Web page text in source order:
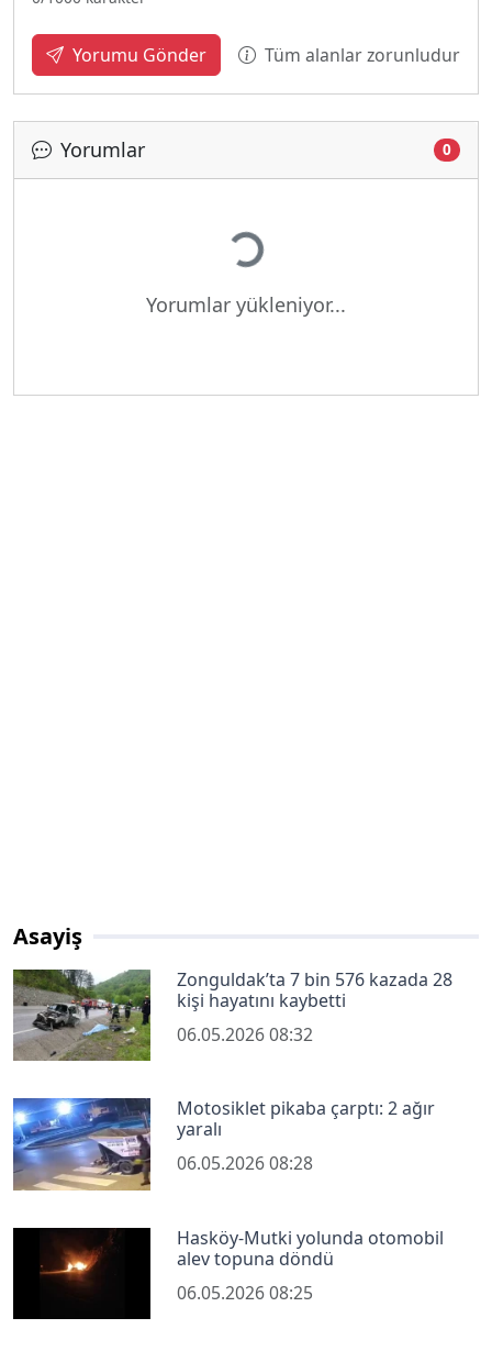
Yorumu Gönder Tüm alanlar zorunludur
Yorumlar 0
Yükleniyor...
Yorumlar yükleniyor...
Asayiş
Zonguldak’ta 7 bin 576 kazada 28
kişi hayatını kaybetti
06.05.2026 08:32
Motosiklet pikaba çarptı: 2 ağır
yaralı
06.05.2026 08:28
Hasköy-Mutki yolunda otomobil
alev topuna döndü
06.05.2026 08:25